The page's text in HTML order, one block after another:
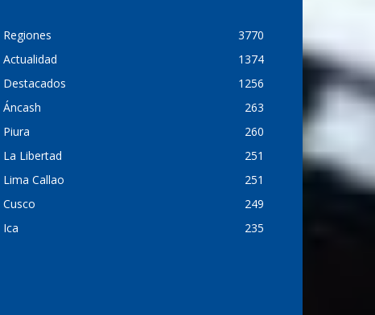
Regiones
3770
Actualidad
1374
Destacados
1256
Áncash
263
Piura
260
La Libertad
251
Lima Callao
251
Cusco
249
Ica
235